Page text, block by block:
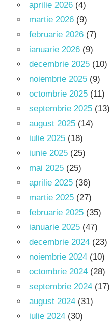
aprilie 2026 (4)
martie 2026 (9)
februarie 2026 (7)
ianuarie 2026 (9)
decembrie 2025 (10)
noiembrie 2025 (9)
octombrie 2025 (11)
septembrie 2025 (13)
august 2025 (14)
iulie 2025 (18)
iunie 2025 (25)
mai 2025 (25)
aprilie 2025 (36)
martie 2025 (27)
februarie 2025 (35)
ianuarie 2025 (47)
decembrie 2024 (23)
noiembrie 2024 (10)
octombrie 2024 (28)
septembrie 2024 (17)
august 2024 (31)
iulie 2024 (30)